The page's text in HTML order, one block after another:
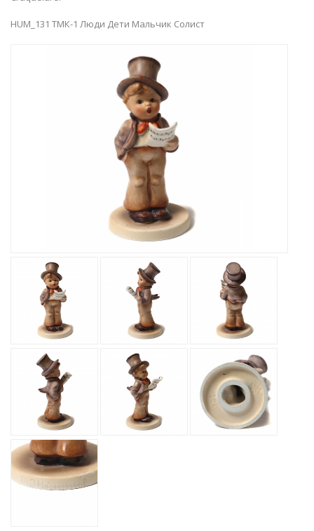
HUM_131 ТМК-1 Люди Дети Мальчик Солист